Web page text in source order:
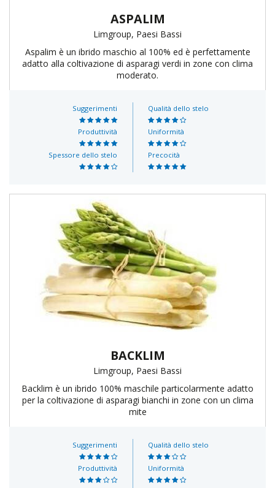
ASPALIM
Limgroup, Paesi Bassi
Aspalim è un ibrido maschio al 100% ed è perfettamente
adatto alla coltivazione di asparagi verdi in zone con clima
moderato.
Suggerimenti
Produttività
Spessore dello stelo
Qualità dello stelo
Uniformità
Precocità
BACKLIM
Limgroup, Paesi Bassi
Backlim è un ibrido 100% maschile particolarmente adatto
per la coltivazione di asparagi bianchi in zone con un clima
mite
Suggerimenti
Produttività
Qualità dello stelo
Uniformità